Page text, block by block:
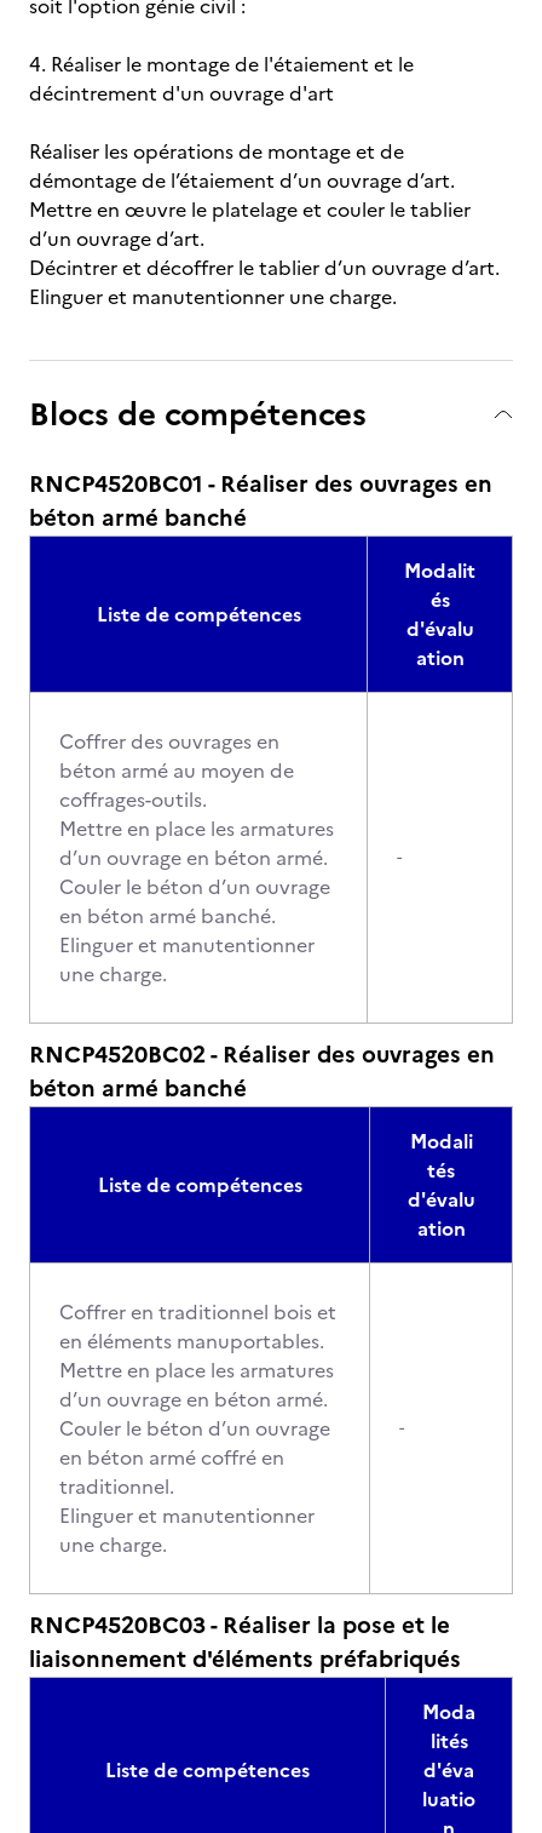
soit l'option génie civil :
4. Réaliser le montage de l'étaiement et le
décintrement d'un ouvrage d'art
Réaliser les opérations de montage et de
démontage de l’étaiement d’un ouvrage d’art.
Mettre en œuvre le platelage et couler le tablier
d’un ouvrage d’art.
Décintrer et décoffrer le tablier d’un ouvrage d’art.
Elinguer et manutentionner une charge.
Blocs de compétences
RNCP4520BC01 - Réaliser des ouvrages en
béton armé banché
Liste de compétences
Modalit
és
d'évalu
ation
Coffrer des ouvrages en
béton armé au moyen de
coffrages-outils.
Mettre en place les armatures
d’un ouvrage en béton armé.
Couler le béton d’un ouvrage
en béton armé banché.
Elinguer et manutentionner
une charge.
-
RNCP4520BC02 - Réaliser des ouvrages en
béton armé banché
Liste de compétences
Modali
tés
d'évalu
ation
Coffrer en traditionnel bois et
en éléments manuportables.
Mettre en place les armatures
d’un ouvrage en béton armé.
Couler le béton d’un ouvrage
en béton armé coffré en
traditionnel.
Elinguer et manutentionner
une charge.
-
RNCP4520BC03 - Réaliser la pose et le
liaisonnement d'éléments préfabriqués
Liste de compétences
Moda
lités
d'éva
luatio